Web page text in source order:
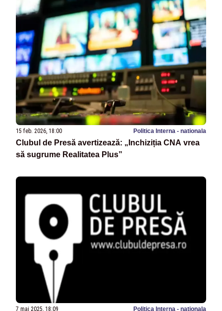
15 feb. 2026, 18:00 Politica Interna - nationala
Clubul de Presă avertizează: „Inchiziția CNA vrea
să sugrume Realitatea Plus”
7 mai 2025, 18:09 Politica Interna - nationala